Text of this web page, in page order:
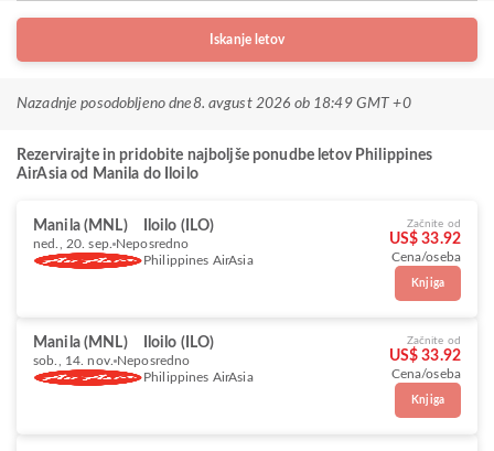
Iskanje letov
Nazadnje posodobljeno dne8. avgust 2026 ob 18:49 GMT +0
Rezervirajte in pridobite najboljše ponudbe letov Philippines
AirAsia od Manila do Iloilo
Manila (MNL) Iloilo (ILO)
ned., 20. sep. Neposredno
Philippines AirAsia
Začnite od
US$ 33.92
Cena/oseba
Knjiga
Manila (MNL) Iloilo (ILO)
sob., 14. nov. Neposredno
Philippines AirAsia
Začnite od
US$ 33.92
Cena/oseba
Knjiga